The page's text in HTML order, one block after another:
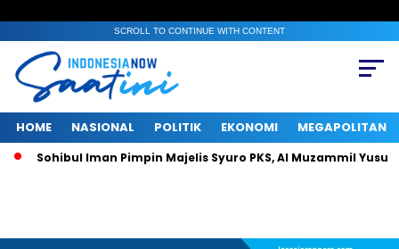
SCROLL TO CONTINUE WITH CONTENT
HOME NASIONAL POLITIK EKONOMI MEGAPOLITAN
Iman Pimpin Majelis Syuro PKS, Al Muzammil Yusuf Resmi